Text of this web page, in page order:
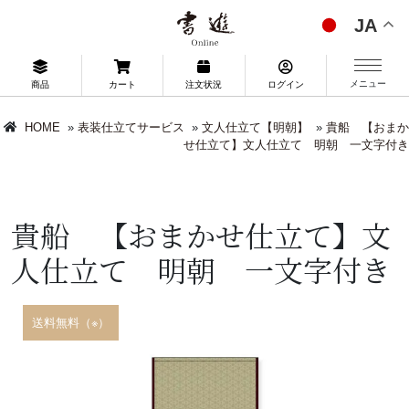
JA
商品 カート 注文状況 ログイン メニュー
HOME » 表装仕立てサービス » 文人仕立て【明朝】 » 貴船 【おまか
せ仕立て】文人仕立て 明朝 一文字付き
貴船 【おまかせ仕立て】文
人仕立て 明朝 一文字付き
送料無料（※）